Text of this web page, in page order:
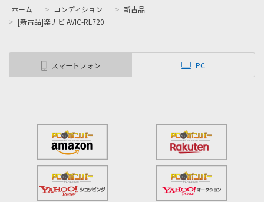
ホーム
> コンディション > 新古品
> [新古品]楽ナビ AVIC-RL720
スマートフォン PC